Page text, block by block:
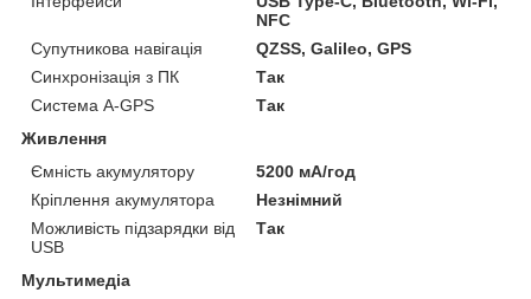
NFC
Супутникова навігація
QZSS, Galileo, GPS
Синхронізація з ПК
Так
Система A-GPS
Так
Живлення
Ємність акумулятору
5200 мА/год
Кріплення акумулятора
Незнімний
Можливість підзарядки від
USB
Так
Мультимедіа